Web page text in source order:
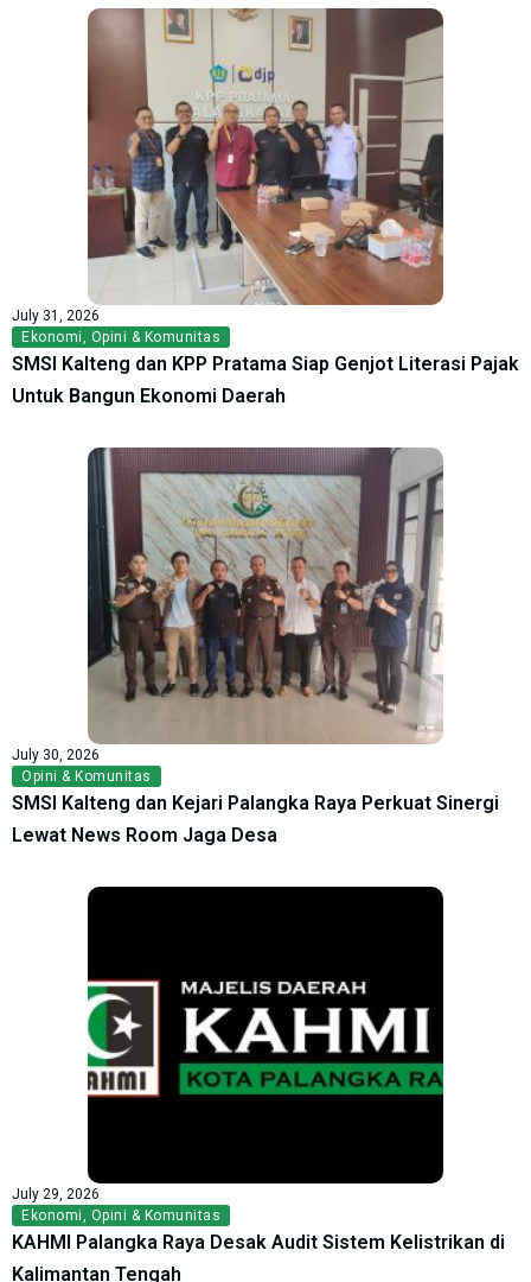
July 31, 2026
Ekonomi, Opini & Komunitas
SMSI Kalteng dan KPP Pratama Siap Genjot Literasi Pajak
Untuk Bangun Ekonomi Daerah
July 30, 2026
Opini & Komunitas
SMSI Kalteng dan Kejari Palangka Raya Perkuat Sinergi
Lewat News Room Jaga Desa
July 29, 2026
Ekonomi, Opini & Komunitas
KAHMI Palangka Raya Desak Audit Sistem Kelistrikan di
Kalimantan Tengah